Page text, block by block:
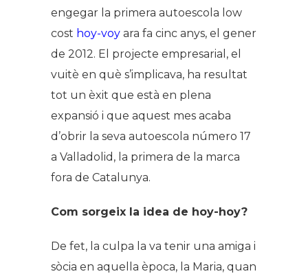
engegar la primera autoescola low
cost hoy-voy ara fa cinc anys, el gener
de 2012. El projecte empresarial, el
vuitè en què s’implicava, ha resultat
tot un èxit que està en plena
expansió i que aquest mes acaba
d’obrir la seva autoescola número 17
a Valladolid, la primera de la marca
fora de Catalunya.
Com sorgeix la idea de hoy-hoy?
De fet, la culpa la va tenir una amiga i
sòcia en aquella època, la Maria, quan